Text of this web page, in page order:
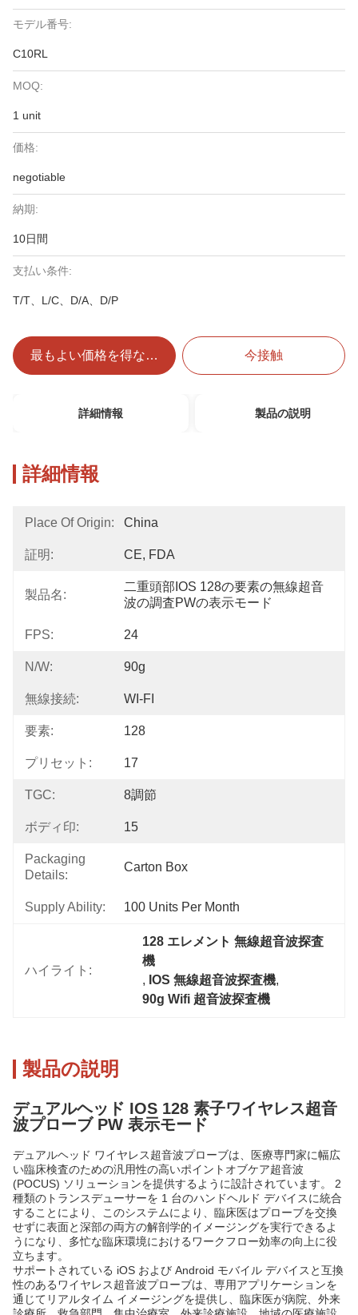
モデル番号:
C10RL
MOQ:
1 unit
価格:
negotiable
納期:
10日間
支払い条件:
T/T、L/C、D/A、D/P
最もよい価格を得なさい 今接触
詳細情報 製品の説明
詳細情報
Place Of Origin: China
証明: CE, FDA
製品名:
二重頭部IOS 128の要素の無線超音
波の調査PWの表示モード
FPS: 24
N/w: 90g
無線接続: WI-FI
要素: 128
プリセット: 17
TGC: 8調節
ボディ印: 15
Packaging
Details:
Carton Box
Supply Ability: 100 Units Per Month
ハイライト:
128 エレメント 無線超音波探査
機
, IOS 無線超音波探査機,
90g Wifi 超音波探査機
製品の説明
デュアルヘッド IOS 128 素子ワイヤレス超音
波プローブ PW 表示モード
デュアルヘッド ワイヤレス超音波プローブは、医療専門家に幅広
い臨床検査のための汎用性の高いポイントオブケア超音波
(POCUS) ソリューションを提供するように設計されています。 2
種類のトランスデューサーを 1 台のハンドヘルド デバイスに統合
することにより、このシステムにより、臨床医はプローブを交換
せずに表面と深部の両方の解剖学的イメージングを実行できるよ
うになり、多忙な臨床環境におけるワークフロー効率の向上に役
立ちます。
サポートされている iOS および Android モバイル デバイスと互換
性のあるワイヤレス超音波プローブは、専用アプリケーションを
通じてリアルタイム イメージングを提供し、臨床医が病院、外来